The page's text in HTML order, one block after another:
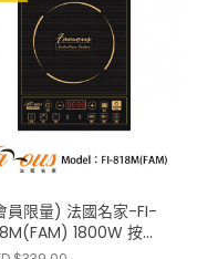
員限量) 法國名家-FI-
1800W 按鍵
晶電磁爐